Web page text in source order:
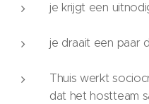
je krijgt een
je draait een paar
Thuis werkt
dat het hostteam